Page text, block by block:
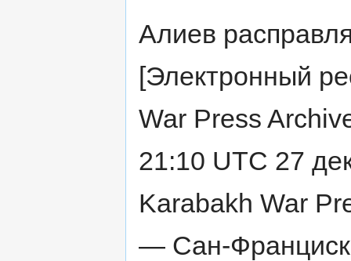
Алиев
[Электронный
War Press
21:10 UTC 27
Karabakh War
— Сан-